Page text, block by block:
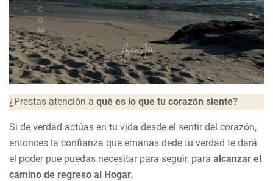
¿Prestas atención a qué es lo que tu corazón siente?
Si de verdad actúas en tu vida desde el sentir del corazón,
entonces la confianza que emanas dede tu verdad te dará
el poder pue puedas necesitar para seguir, para alcanzar el
camino de regreso al Hogar.